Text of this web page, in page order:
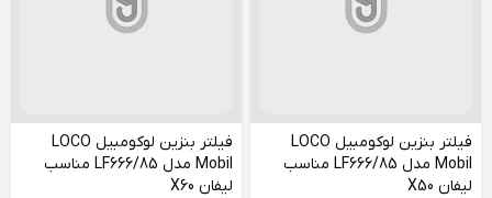
فیلتر بنزین لوکومبیل LOCO
Mobil مدل LF666/85 مناسب
لیفان X50
فیلتر بنزین لوکومبیل LOCO
Mobil مدل LF666/85 مناسب
لیفان X60